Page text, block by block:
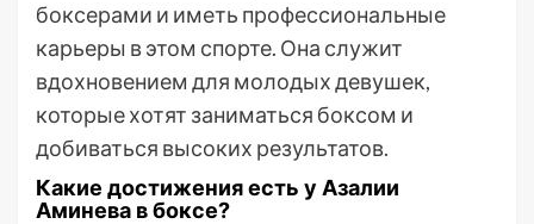
боксерами и иметь профессиональные
карьеры в этом спорте. Она служит
вдохновением для молодых девушек,
которые хотят заниматься боксом и
добиваться высоких результатов.
Какие достижения есть у Азалии
Аминева в боксе?